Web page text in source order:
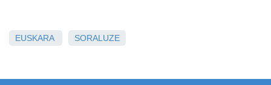
EUSKARA SORALUZE